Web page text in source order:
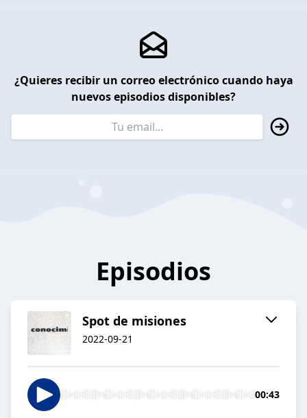
¿Quieres recibir un correo electrónico cuando haya
nuevos episodios disponibles?
Episodios
Spot de misiones
2022-09-21
00:43